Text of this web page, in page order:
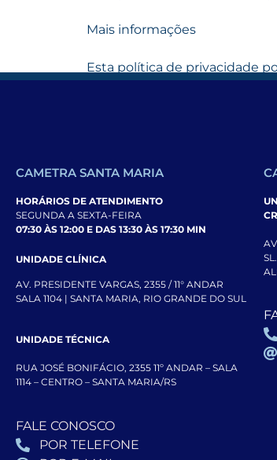
Mais informações
Esta política de privacidade
CAMETRA SANTA MARIA
HORÁRIOS DE ATENDIMENTO
SEGUNDA A SEXTA-FEIRA
07:30 ÀS 12:00 E DAS 13:30 ÀS 17:30 MIN
UNIDADE CLÍNICA
AV. PRESIDENTE VARGAS, 2355 / 11° ANDAR
SALA 1104 | SANTA MARIA, RIO GRANDE DO SUL
UNIDADE TÉCNICA
RUA JOSÉ BONIFÁCIO, 2355 11º ANDAR – SALA
1114 – CENTRO – SANTA MARIA/RS
FALE CONOSCO
POR TELEFONE